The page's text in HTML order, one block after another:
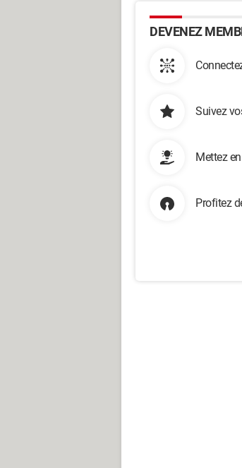
DEVENEZ
Suivez
Mettez
Profitez